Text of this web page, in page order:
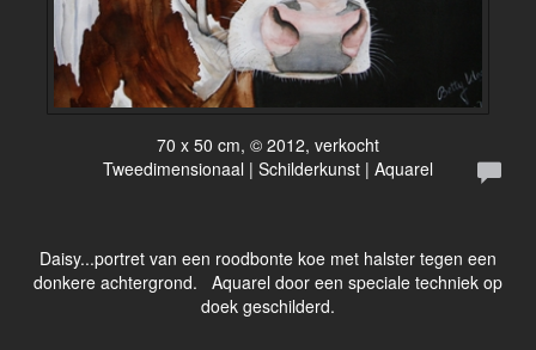
70 x 50 cm, © 2012, verkocht
Tweedimensionaal | Schilderkunst | Aquarel
Daisy...portret van een roodbonte koe met halster tegen een
donkere achtergrond. Aquarel door een speciale techniek op
doek geschilderd.